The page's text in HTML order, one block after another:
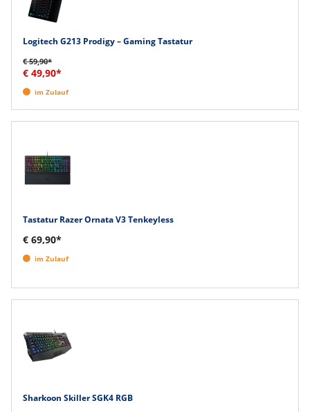
Logitech G213 Prodigy – Gaming Tastatur
€ 59,90*
€ 49,90*
im Zulauf
Tastatur Razer Ornata V3 Tenkeyless
€ 69,90*
im Zulauf
Sharkoon Skiller SGK4 RGB